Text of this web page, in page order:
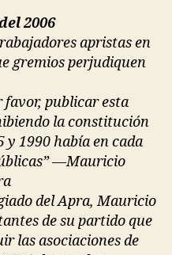
2006
apristas en
gremios perjudiquen
favor, publicar esta
la constitución
y 1990 había en cada
—Mauricio
del Apra, Mauricio
de su partido que
las asociaciones de